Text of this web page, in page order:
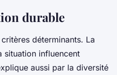
durable
déterminants. La
situation influencent
aussi par la diversité